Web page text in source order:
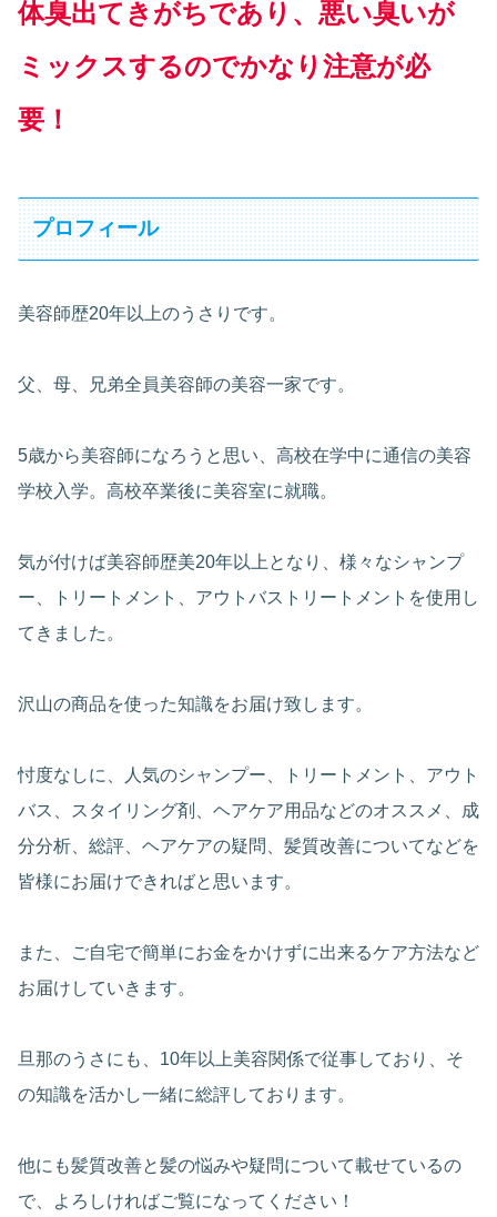
体臭出てきがちであり、悪い臭いが
ミックスするのでかなり注意が必
要！
プロフィール
美容師歴20年以上のうさりです。
父、母、兄弟全員美容師の美容一家です。
5歳から美容師になろうと思い、高校在学中に通信の美容
学校入学。高校卒業後に美容室に就職。
気が付けば美容師歴美20年以上となり、様々なシャンプ
ー、トリートメント、アウトバストリートメントを使用し
てきました。
沢山の商品を使った知識をお届け致します。
忖度なしに、人気のシャンプー、トリートメント、アウト
バス、スタイリング剤、ヘアケア用品などのオススメ、成
分分析、総評、ヘアケアの疑問、髪質改善についてなどを
皆様にお届けできればと思います。
また、ご自宅で簡単にお金をかけずに出来るケア方法など
お届けしていきます。
旦那のうさにも、10年以上美容関係で従事しており、そ
の知識を活かし一緒に総評しております。
他にも髪質改善と髪の悩みや疑問について載せているの
で、よろしければご覧になってください！